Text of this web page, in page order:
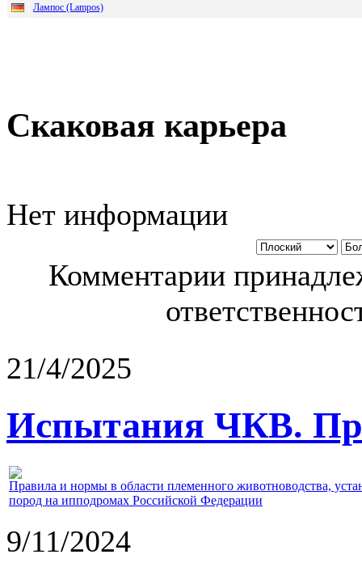
Лампос (Lampos)
Скаковая карьера
Нет информации
Комментарии
21/4/2025
Испытания ЧКВ.
Правила и нормы в области племенного животноводства,
пород на ипподромах Российской Федерации
9/11/2024